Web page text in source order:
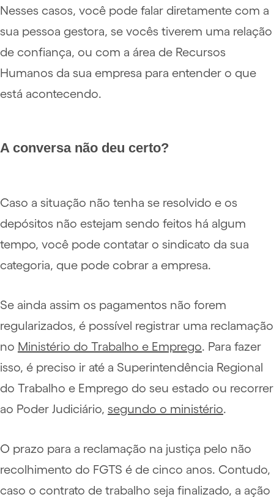
Nesses casos, você pode falar diretamente com a
sua pessoa gestora, se vocês tiverem uma relação
de confiança, ou com a área de Recursos
Humanos da sua empresa para entender o que
está acontecendo.
A conversa não deu certo?
Caso a situação não tenha se resolvido e os
depósitos não estejam sendo feitos há algum
tempo, você pode contatar o sindicato da sua
categoria, que pode cobrar a empresa.
Se ainda assim os pagamentos não forem
regularizados, é possível registrar uma reclamação
no Ministério do Trabalho e Emprego. Para fazer
isso, é preciso ir até a Superintendência Regional
do Trabalho e Emprego do seu estado ou recorrer
ao Poder Judiciário, segundo o ministério.
O prazo para a reclamação na justiça pelo não
recolhimento do FGTS é de cinco anos. Contudo,
caso o contrato de trabalho seja finalizado, a ação